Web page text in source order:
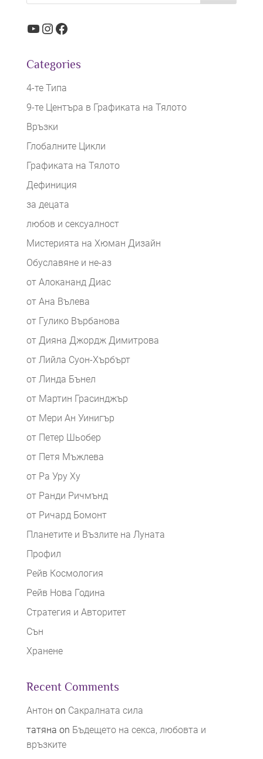
YouTube
Instagram
Facebook
Categories
4-те Типа
9-те Центъра в Графиката на Тялото
Връзки
Глобалните Цикли
Графиката на Тялото
Дефиниция
за децата
любов и сексуалност
Мистерията на Хюман Дизайн
Обуславяне и не-аз
от Алокананд Диас
от Ана Вълева
от Гулико Върбанова
от Дияна Джордж Димитрова
от Лийла Суон-Хърбърт
от Линда Бънел
от Мартин Грасинджър
от Мери Ан Уинигър
от Петер Шьобер
от Петя Мъжлева
от Ра Уру Ху
от Ранди Ричмънд
от Ричард Бомонт
Планетите и Възлите на Луната
Профил
Рейв Космология
Рейв Нова Година
Стратегия и Авторитет
Сън
Хранене
Recent Comments
Антон on Сакралната сила
татяна on Бъдещето на секса, любовта и
връзките